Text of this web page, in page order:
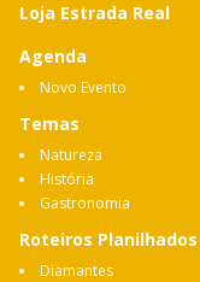
Loja Estrada Real
Agenda
Novo Evento
Temas
Natureza
História
Gastronomia
Roteiros Planilhados
Diamantes